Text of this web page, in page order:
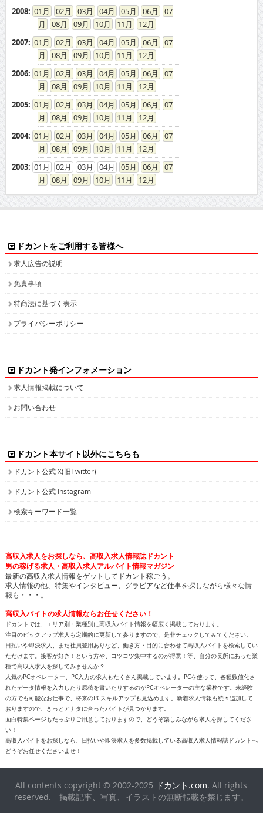
2008: 01 02 03 04 05 06
07
08
09 10 11
12
2007: 01 02 03 04 05 06
07
08
09 10 11
12
2006: 01 02 03 04 05 06
07
08
09 10 11
12
2005: 01 02 03 04 05 06
07
08
09 10 11
12
2004: 01 02 03 04 05 06
07
08
09 10 11
12
2003: 01 02 03 04 05 06
07
08
09 10 11 12
ドカントをご利用する皆様へ
求人広告の説明
免責事項
特商法に基づく表示
プライバシーポリシー
ドカント発インフォメーション
求人情報掲載について
お問い合わせ
ドカント本サイト以外にこちらも
ドカント公式 X(旧Twitter)
ドカント公式 Instagram
検索キーワード一覧
高収入求人をお探しなら、高収入求人情報誌ドカント
男の稼げる求人・高収入求人アルバイト情報マガジン
最新の高収入求人情報をゲットしてドカント稼ごう。
求人情報の他、特集やインタビュー、グラビアなど仕事を探しながら様々な情
報も・・・。
高収入バイトの求人情報ならお任せください！
ドカントでは、エリア別・業種別に高収入バイト情報を幅広く掲載しております。
注目のピックアップ求人も定期的に更新して参りますので、是非チェックしてみてください。
日払いや即決求人、また社員登用ありなど、働き方・目的に合わせて高収入バイトを検索してい
ただけます。接客が好き！という方や、コツコツ集中するのが得意！等、自分の長所にあった業
種で高収入求人を探してみませんか？
人気のPCオペレーター、PC入力の求人もたくさん掲載しています。PCを使って、各種数値化さ
れたデータ情報を入力したり原稿を書いたりするのがPCオペレーターの主な業務です。未経験
の方でも可能なお仕事で、将来のPCスキルアップも見込めます。新着求人情報も続々追加して
おりますので、きっとアナタに合ったバイトが見つかります。
面白特集ページもたっぷりご用意しておりますので、どうぞ楽しみながら求人を探してくださ
い！
高収入バイトをお探しなら、日払いや即決求人を多数掲載している高収入求人情報誌ドカントへ
どうぞお任せくださいませ！
All contents copyright © 2002-2025 ドカント.com. All rights
reserved. 掲載記事、写真、イラストの無断転載を禁じます。